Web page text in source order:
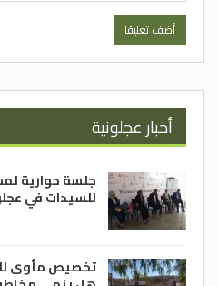
أخبار عجلونية
جلسة حوارية
للسيدات في
تخصيص مأوى